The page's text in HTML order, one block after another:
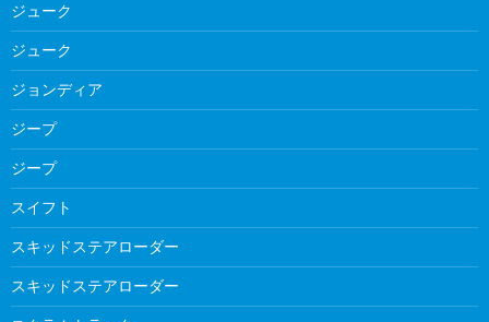
ジューク
ジューク
ジョンディア
ジープ
ジープ
スイフト
スキッドステアローダー
スキッドステアローダー